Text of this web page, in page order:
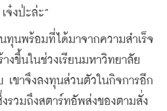
จ๋งป่ะล่ะ”
พร้อมที่ได้มาจากความสำเร็จ
งขึ้นในช่วงเรียนมหาวิทยาลัย
เขาจึงลงทุนส่วนตัวในกิจการอีก
วมถึงสตาร์ทอัพส่งของตามสั่ง